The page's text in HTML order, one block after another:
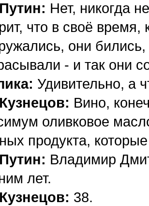
Нет, никогда
что в своё
они
- и так они
Удивительно, а
Вино,
оливковое
продукта,
Владимир
лет.
38.